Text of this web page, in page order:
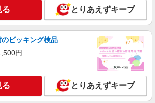
費全支給(ガソリン代含む)＞
神戸市北区 最寄り：道場南口
詳細を見る
1855852
蘭台＊障がい者通所施設スタッフ大募集！無
格・未経験歓迎
る とりあえずキープ
ピッキング検品
円
る とりあえずキープ